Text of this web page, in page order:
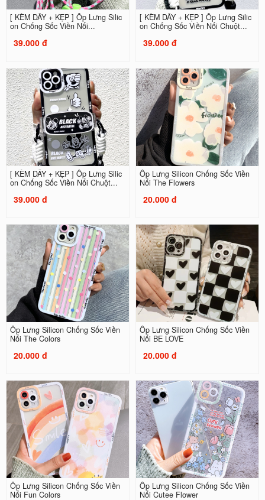
[ KÈM DÂY + KẸP ] Ốp Lưng Silic
on Chống Sốc Viền Nổi...
39.000 đ
[ KÈM DÂY + KẸP ] Ốp Lưng Silic
on Chống Sốc Viền Nổi Chuột...
39.000 đ
[ KÈM DÂY + KẸP ] Ốp Lưng Silic
on Chống Sốc Viền Nổi Chuột...
39.000 đ
Ốp Lưng Silicon Chống Sốc Viền
Nổi The Flowers
20.000 đ
Ốp Lưng Silicon Chống Sốc Viền
Nổi The Colors
20.000 đ
Ốp Lưng Silicon Chống Sốc Viền
Nổi BE LOVE
20.000 đ
Ốp Lưng Silicon Chống Sốc Viền
Nổi Fun Colors
Ốp Lưng Silicon Chống Sốc Viền
Nổi Cutee Flower